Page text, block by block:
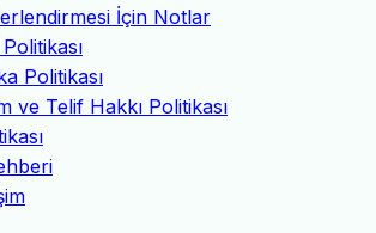
İçin Notlar
Politikası
ve Telif Hakkı Politikası